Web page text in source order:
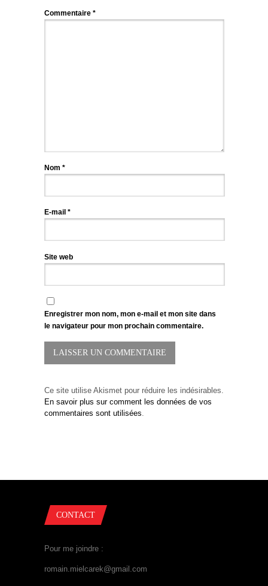
Commentaire *
Nom *
E-mail *
Site web
Enregistrer mon nom, mon e-mail et mon site dans
le navigateur pour mon prochain commentaire.
Ce site utilise Akismet pour réduire les indésirables.
En savoir plus sur comment les données de vos
commentaires sont utilisées
CONTACT
Pour me joindre :
romain.mielcarek@gmail.com